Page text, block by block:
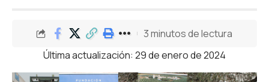
Última actualización: 29 de enero de 2024
3 minutos de lectura